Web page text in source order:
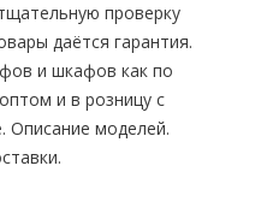
проверку
даётся гарантия.
и шкафов как по
и в розницу с
Описание моделей.